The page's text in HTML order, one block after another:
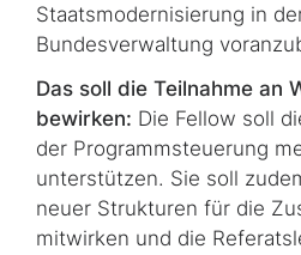
Staatsmodernisierung in
Bundesverwaltung
Das soll die Teilnahme an
bewirken: Die Fellow soll
der Programmsteuerung
unterstützen. Sie soll
neuer Strukturen für die
mitwirken und die